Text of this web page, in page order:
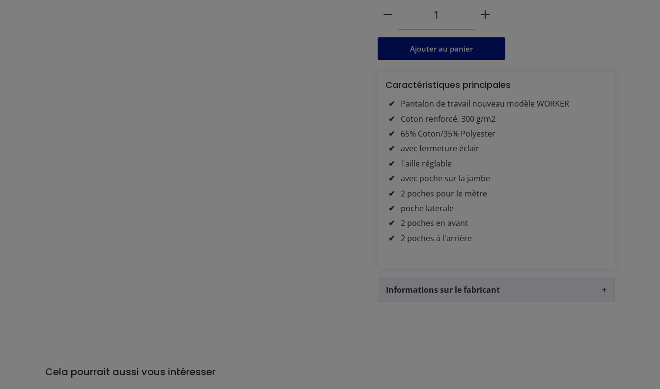
Quantité de produit : Entrez la quantité
Ajouter au panier
Caractéristiques principales
Pantalon de travail nouveau modèle WORKER
Coton renforcé, 300 g/m2
65% Coton/35% Polyester
avec fermeture éclair
Taille réglable
avec poche sur la jambe
2 poches pour le mètre
poche laterale
2 poches en avant
2 poches à l'arrière
Informations sur le fabricant +
Cela pourrait aussi vous intéresser